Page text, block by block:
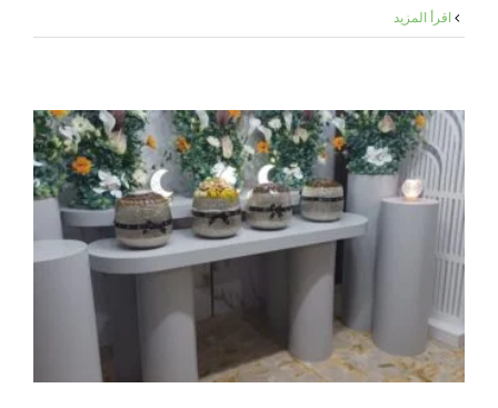
كراسي
98955060
|
البيت
النوبي
مغلقة